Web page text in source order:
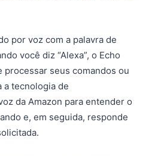
por voz com a palavra de
você diz “Alexa”, o Echo
processar seus comandos ou
a tecnologia de
da Amazon para entender o
e, em seguida, responde